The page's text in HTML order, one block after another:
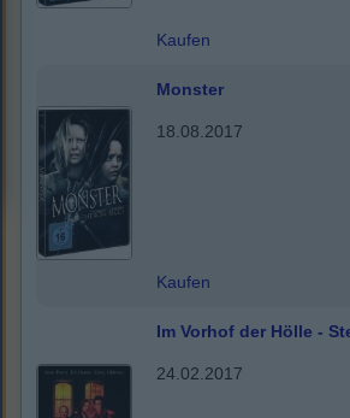
Kaufen
Monster
18.08.2017
Kaufen
Im Vorhof der Hölle -
24.02.2017